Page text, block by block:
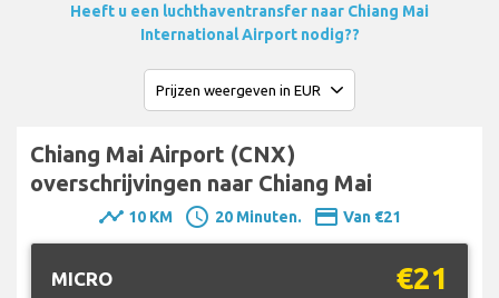
Heeft u een luchthaventransfer naar Chiang Mai
International Airport nodig??
Chiang Mai Airport (CNX)
overschrijvingen naar Chiang Mai
timeline 10 KM schedule 20 Minuten. payment Van €21
MICRO €21